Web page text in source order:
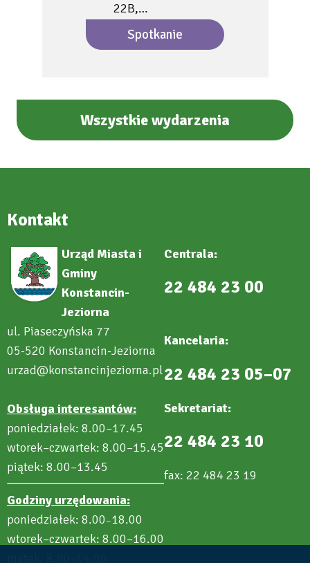
22B,…
Spotkanie
Wszystkie wydarzenia
Kontakt
Urząd Miasta i
Gminy
Konstancin-
Jeziorna
ul. Piaseczyńska 77
05-520 Konstancin-Jeziorna
urzad@konstancinjeziorna.pl
Obsługa interesantów:
poniedziałek: 8.00–17.45
wtorek–czwartek: 8.00–15.45
piątek: 8.00–13.45
Godziny urzędowania:
poniedziałek: 8.00–18.00
wtorek–czwartek: 8.00–16.00
Centrala:
22 484 23 00
Kancelaria:
22 484 23 05–07
Sekretariat:
22 484 23 10
fax: 22 484 23 19